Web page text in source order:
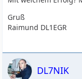
Gruß
Raimund DL1EGR
DL7NIK